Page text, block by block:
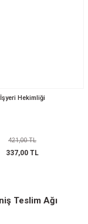
İşyeri Hekimliği
421,00 TL
337,00 TL
Teslim Ağı